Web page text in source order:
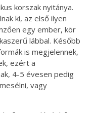
korszak nyitánya.
ki, az első ilyen
egy ember, kör
lábbal. Később
is megjelennek,
ezért a
4-5 évesen pedig
vagy